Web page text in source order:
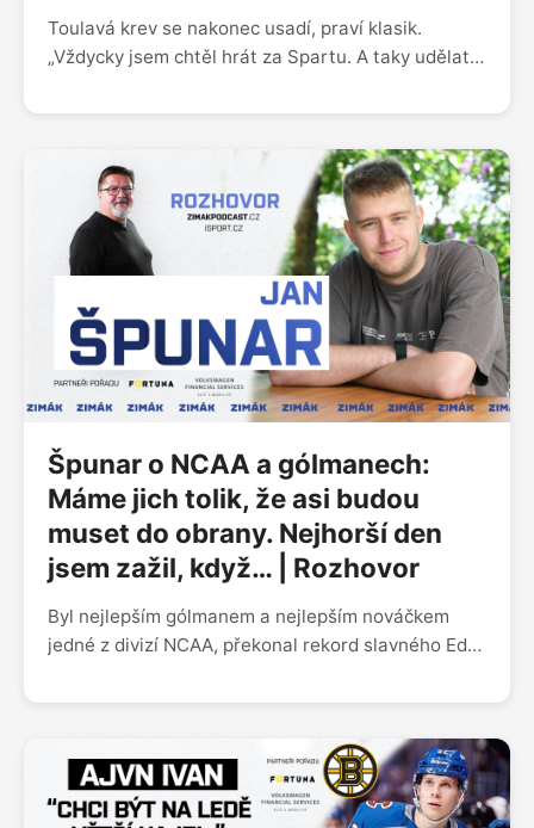
Toulavá krev se nakonec usadí, praví klasik.
„Vždycky jsem chtěl hrát za Spartu. A taky udělat
tady skončil,“ přiznává útočník Jiří Sekáč. Host
Převážnou část kariéry však strávil v cizině.
Jakmile se ve 34 letech rozhodl pro návrat, zvolil
Spartu, s níž byl v kontaktu několik roků.
V rozhovoru prozradil, který další klub vstoupil do
hry, proč nezakotvil v NHL nebo po svém prvním
angažmá v KHL musel vracet peníze. Jiří Sekáč
v Zimáku líčil, co ho přimělo k odchodu ze
Švýcarska a co mu ve Spartě nejvíc připomíná
staronový spoluhráč Michal Řepík.
Špunar o NCAA a gólmanech:
Máme jich tolik, že asi budou
muset do obrany. Nejhorší den
jsem zažil, když… | Rozhovor
Byl nejlepším gólmanem a nejlepším nováčkem
jedné z divizí NCAA, překonal rekord slavného Eda
postoupil až do závěrečného turnaje o titul Frozen
předtím zářil v zámořských juniorkách. Hokeji dal
kdysi přednost před fotbalem a jeho otec neměl
vůbec radost, když začal chytat i v něm. V Zimáku